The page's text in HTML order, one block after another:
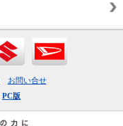
お問い合せ
PC版